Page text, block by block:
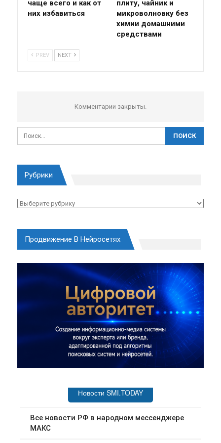
чаще всего и как от
них избавиться
плиту, чайник и
микроволновку без
химии домашними
средствами
PREV NEXT
Комментарии закрыты.
Рубрики
Рубрики
Продвижение В Нейросетях